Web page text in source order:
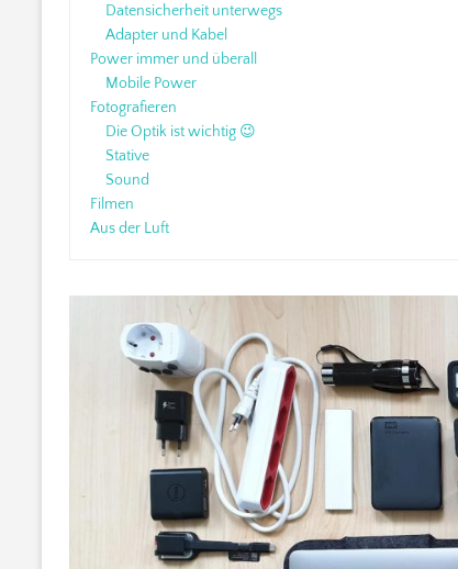
Datensicherheit unterwegs
Adapter und Kabel
Power immer und überall
Mobile Power
Fotografieren
Die Optik ist wichtig 😉
Stative
Sound
Filmen
Aus der Luft